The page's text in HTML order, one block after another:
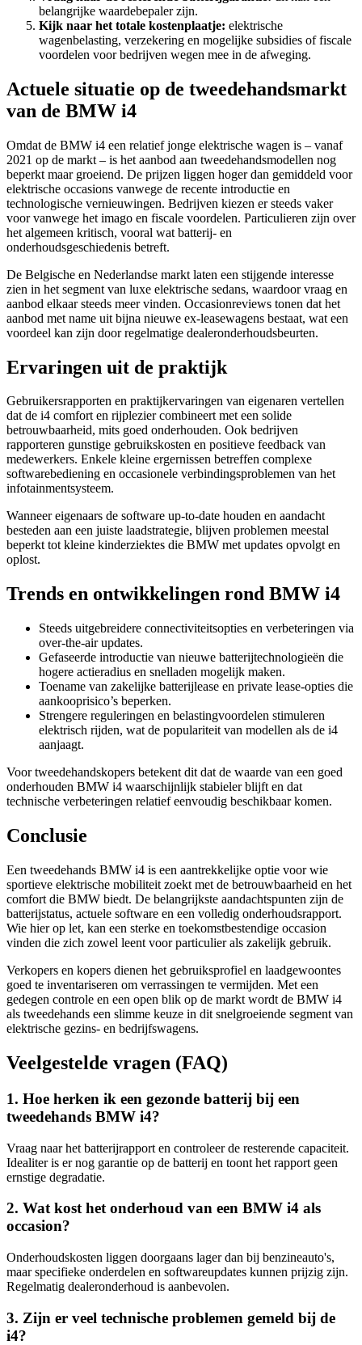
belangrijke waardebepaler zijn.
Kijk naar het totale kostenplaatje: elektrische
wagenbelasting, verzekering en mogelijke subsidies of fiscale
voordelen voor bedrijven wegen mee in de afweging.
Actuele situatie op de tweedehandsmarkt
van de BMW i4
Omdat de BMW i4 een relatief jonge elektrische wagen is – vanaf
2021 op de markt – is het aanbod aan tweedehandsmodellen nog
beperkt maar groeiend. De prijzen liggen hoger dan gemiddeld voor
elektrische occasions vanwege de recente introductie en
technologische vernieuwingen. Bedrijven kiezen er steeds vaker
voor vanwege het imago en fiscale voordelen. Particulieren zijn over
het algemeen kritisch, vooral wat batterij- en
onderhoudsgeschiedenis betreft.
De Belgische en Nederlandse markt laten een stijgende interesse
zien in het segment van luxe elektrische sedans, waardoor vraag en
aanbod elkaar steeds meer vinden. Occasionreviews tonen dat het
aanbod met name uit bijna nieuwe ex-leasewagens bestaat, wat een
voordeel kan zijn door regelmatige dealeronderhoudsbeurten.
Ervaringen uit de praktijk
Gebruikersrapporten en praktijkervaringen van eigenaren vertellen
dat de i4 comfort en rijplezier combineert met een solide
betrouwbaarheid, mits goed onderhouden. Ook bedrijven
rapporteren gunstige gebruikskosten en positieve feedback van
medewerkers. Enkele kleine ergernissen betreffen complexe
softwarebediening en occasionele verbindingsproblemen van het
infotainmentsysteem.
Wanneer eigenaars de software up-to-date houden en aandacht
besteden aan een juiste laadstrategie, blijven problemen meestal
beperkt tot kleine kinderziektes die BMW met updates opvolgt en
oplost.
Trends en ontwikkelingen rond BMW i4
Steeds uitgebreidere connectiviteitsopties en verbeteringen via
over-the-air updates.
Gefaseerde introductie van nieuwe batterijtechnologieën die
hogere actieradius en snelladen mogelijk maken.
Toename van zakelijke batterijlease en private lease-opties die
aankooprisico’s beperken.
Strengere reguleringen en belastingvoordelen stimuleren
elektrisch rijden, wat de populariteit van modellen als de i4
aanjaagt.
Voor tweedehandskopers betekent dit dat de waarde van een goed
onderhouden BMW i4 waarschijnlijk stabieler blijft en dat
technische verbeteringen relatief eenvoudig beschikbaar komen.
Conclusie
Een tweedehands BMW i4 is een aantrekkelijke optie voor wie
sportieve elektrische mobiliteit zoekt met de betrouwbaarheid en het
comfort die BMW biedt. De belangrijkste aandachtspunten zijn de
batterijstatus, actuele software en een volledig onderhoudsrapport.
Wie hier op let, kan een sterke en toekomstbestendige occasion
vinden die zich zowel leent voor particulier als zakelijk gebruik.
Verkopers en kopers dienen het gebruiksprofiel en laadgewoontes
goed te inventariseren om verrassingen te vermijden. Met een
gedegen controle en een open blik op de markt wordt de BMW i4
als tweedehands een slimme keuze in dit snelgroeiende segment van
elektrische gezins- en bedrijfswagens.
Veelgestelde vragen (FAQ)
1. Hoe herken ik een gezonde batterij bij een
tweedehands BMW i4?
Vraag naar het batterijrapport en controleer de resterende capaciteit.
Idealiter is er nog garantie op de batterij en toont het rapport geen
ernstige degradatie.
2. Wat kost het onderhoud van een BMW i4 als
occasion?
Onderhoudskosten liggen doorgaans lager dan bij benzineauto's,
maar specifieke onderdelen en softwareupdates kunnen prijzig zijn.
Regelmatig dealeronderhoud is aanbevolen.
3. Zijn er veel technische problemen gemeld bij de
i4?